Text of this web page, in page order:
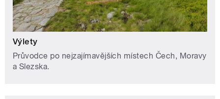
Výlety
Průvodce po nejzajímavějších místech Čech, Moravy
a Slezska.